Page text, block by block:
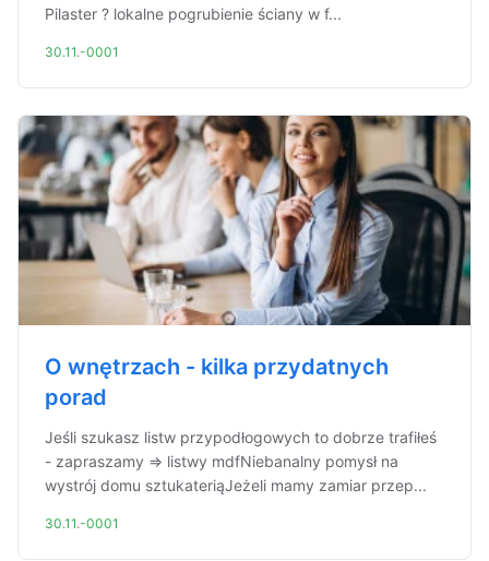
Pilaster ? lokalne pogrubienie ściany w f...
30.11.-0001
O wnętrzach - kilka przydatnych
porad
Jeśli szukasz listw przypodłogowych to dobrze trafiłeś
- zapraszamy => listwy mdfNiebanalny pomysł na
wystrój domu sztukateriąJeżeli mamy zamiar przep...
30.11.-0001